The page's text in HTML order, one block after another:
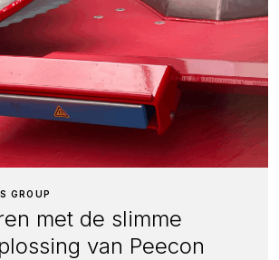
GROUP
met de slimme
van Peecon